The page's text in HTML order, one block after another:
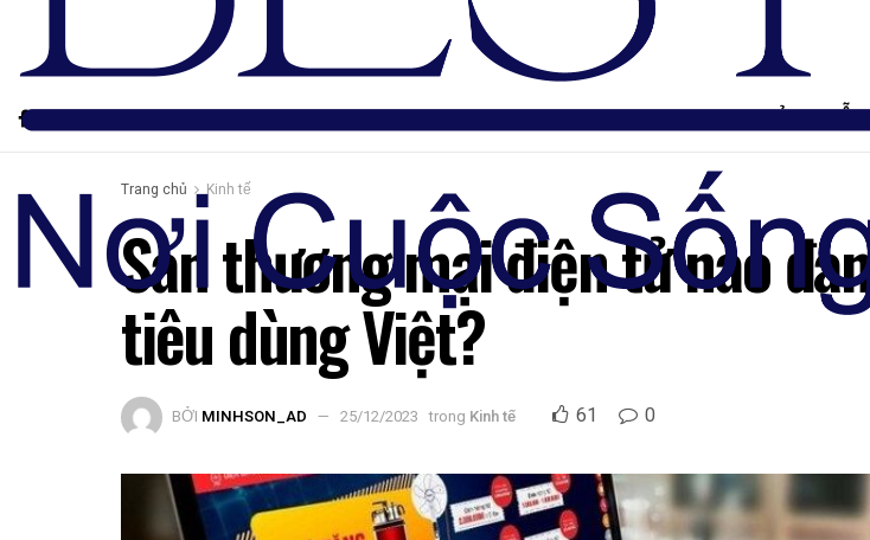
TRANG CHỦ DIỄN
Trang chủ Kinh tế
Sàn thương mại điện tử nào
tiêu dùng Việt?
BỞI MINHSON_AD 25/12/2023 trong Kinh tế 61 0